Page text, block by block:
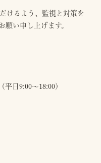
けるよう、監視と対策を
願い申し上げます。
日9:00～18:00）